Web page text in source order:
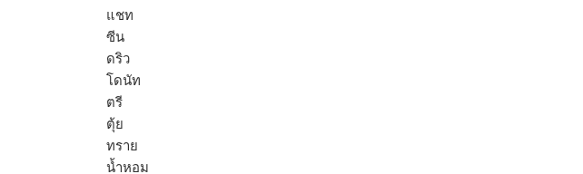
แชท
ซีน
ดริว
โดนัท
ตรี
ตุ้ย
ทราย
น้ำหอม